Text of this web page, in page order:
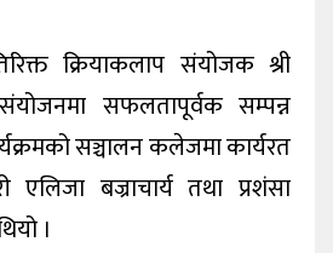
क्रियाकलाप संयोजक श्री
सफलतापूर्वक सम्पन्न
सञ्चालन कलेजमा कार्यरत
एलिजा बज्राचार्य तथा प्रशंसा
।